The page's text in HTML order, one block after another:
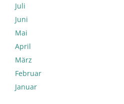
Juli
Juni
Mai
April
März
Februar
Januar